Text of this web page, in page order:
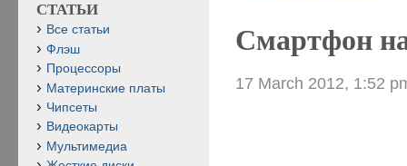
Смартфон
17 March 2012, 1:52
СТАТЬИ
Все статьи
Флэш
Процессоры
Материнские платы
Чипсеты
Видеокарты
Мультимедиа